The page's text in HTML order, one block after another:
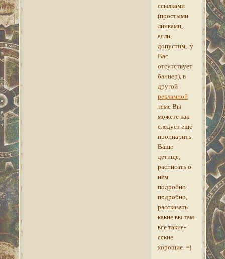
ссылками
(простыми
линками,
если,
допустим, у
Вас
отсутствует
баннер), в
другой
рекламной
теме Вы
можете как
следует ещё
пропиарить
Ваше
детище,
расписать о
нём
подробно
подробно,
рассказать
какие вы там
все такие-
сякие
хорошие. =)